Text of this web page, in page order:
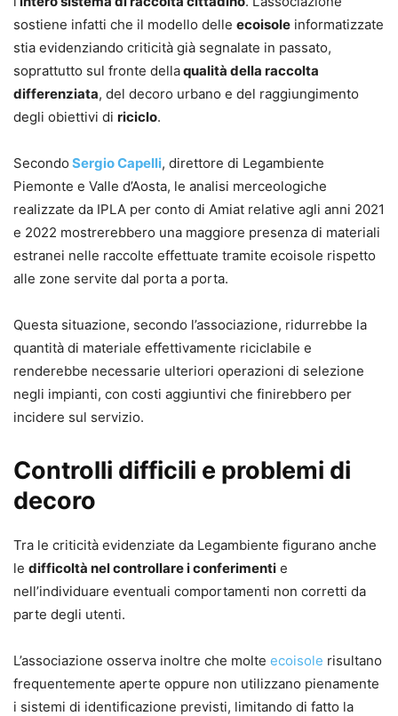
sostiene infatti che il modello delle ecoisole informatizzate
stia evidenziando criticità già segnalate in passato,
soprattutto sul fronte dellaqualità della raccolta
differenziata, del decoro urbano e del raggiungimento
degli obiettivi di riciclo.
Secondo Sergio Capelli, direttore di Legambiente
Piemonte e Valle d’Aosta, le analisi merceologiche
realizzate da IPLA per conto di Amiat relative agli anni 2021
e 2022 mostrerebbero una maggiore presenza di materiali
estranei nelle raccolte effettuate tramite ecoisole rispetto
alle zone servite dal porta a porta.
Questa situazione, secondo l’associazione, ridurrebbe la
quantità di materiale effettivamente riciclabile e
renderebbe necessarie ulteriori operazioni di selezione
negli impianti, con costi aggiuntivi che finirebbero per
incidere sul servizio.
Controlli difficili e problemi di
decoro
Tra le criticità evidenziate da Legambiente figurano anche
le difficoltà nel controllare i conferimenti e
nell’individuare eventuali comportamenti non corretti da
parte degli utenti.
L’associazione osserva inoltre che molte ecoisole risultano
frequentemente aperte oppure non utilizzano pienamente
i sistemi di identificazione previsti, limitando di fatto la